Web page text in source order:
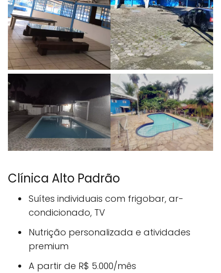
Clínica Alto Padrão
Suítes individuais com frigobar, ar-
condicionado, TV
Nutrição personalizada e atividades
premium
A partir de R$ 5.000/mês